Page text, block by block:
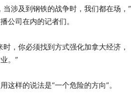
当涉及到钢铁的战争时，我们都在场，”
公司在内的记者们。
，你必须找到方式强化加拿大经济，
。”
这样的说法是“一个危险的方向”。